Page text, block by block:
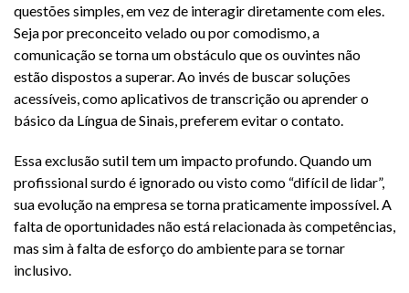
questões simples, em vez de interagir diretamente com eles.
Seja por preconceito velado ou por comodismo, a
comunicação se torna um obstáculo que os ouvintes não
estão dispostos a superar. Ao invés de buscar soluções
acessíveis, como aplicativos de transcrição ou aprender o
básico da Língua de Sinais, preferem evitar o contato.
Essa exclusão sutil tem um impacto profundo. Quando um
profissional surdo é ignorado ou visto como “difícil de lidar”,
sua evolução na empresa se torna praticamente impossível. A
falta de oportunidades não está relacionada às competências,
mas sim à falta de esforço do ambiente para se tornar
inclusivo.